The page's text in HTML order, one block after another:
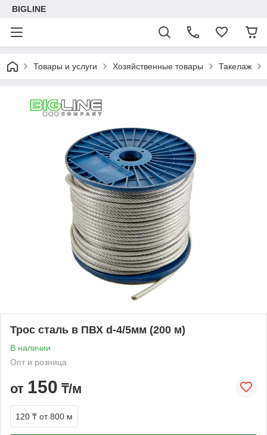
BIGLINE
Товары и услуги Хозяйственные товары Такелаж
Трос сталь в ПВХ d-4/5мм (200 м)
В наличии
Опт и розница
от 150 ₸/м
120 ₸ от 800 м